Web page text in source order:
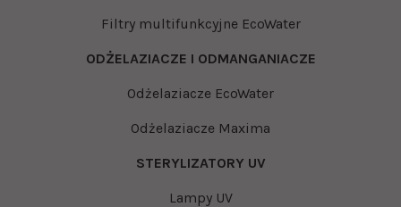
Filtry multifunkcyjne EcoWater
ODŻELAZIACZE I ODMANGANIACZE
Odżelaziacze EcoWater
Odżelaziacze Maxima
STERYLIZATORY UV
Lampy UV